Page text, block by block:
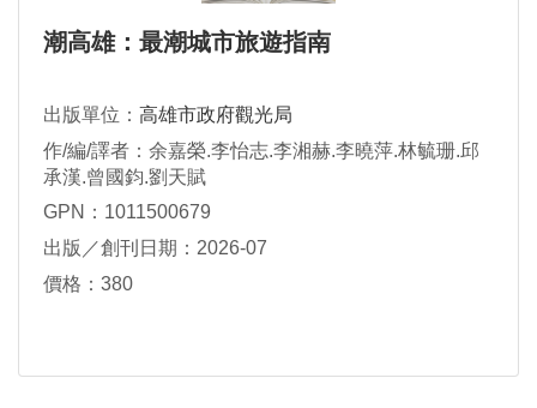
潮高雄：最潮城市旅遊指南
出版單位： 高雄市政府觀光局
作/編/譯者：余嘉榮.李怡志.李湘赫.李曉萍.林毓珊.邱
承漢.曾國鈞.劉天賦
GPN：1011500679
出版／創刊日期：2026-07
價格：380